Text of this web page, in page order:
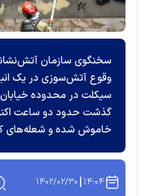
سخنگوی سازمان
وقوع آتش‌سوزی در یک
سیکلت در محدوده
گذشت حدود دو ساعت
خاموش شده و شعله‌های
۱۴:۰۴ ۱۴۰۲/۰۲/۳۰